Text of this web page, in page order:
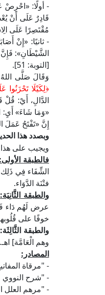
- أولًا: «احْرِصْ
قَادِرٌ عَلَى أَنْ
مُقْتَصِرًا عَلَى
- ثانيًا: «إِنْ
الشَّيْطَانِ»: فَإِنَّ
[التوبة: 51].
وَقَالَ صَلَّى
﴿لِكَيْلَا تَحْزَنُوا
الدَّالِ، أَيْ: قُلْ
«وَمَا شَاءَ» أَيِ:
إِنَّ «تَفْتَحُ عَمَلَ
وبصدد هذا
ويجيب على
فالطبقة الأولى:
الشِّفَاء فِي ذَلِك
فتْنَة الدَّوَاء.
والطبقة الثَّانِيَة:
عرض لَهُم دَاء
خوفًا على
والطبقة الثَّالِثَة:
وهم الْعَامَّة] اهـ.
المصادر:
- "مرقاة
- "شرح
- "مرهم العلل